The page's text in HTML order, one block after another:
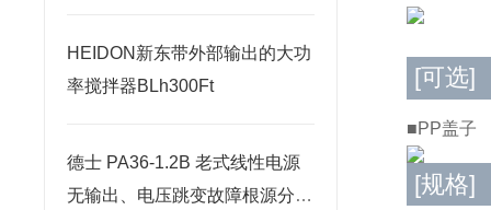
HEIDON新东带外部输出的大功
率搅拌器BLh300Ft
德士 PA36-1.2B 老式线性电源
无输出、电压跳变故障根源分析
[可选]
■PP盖子
[规格]